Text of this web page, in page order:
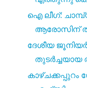
ഐ ലീഗ്:
ആരോസിന്
ദേശീയ
തുടർച്ചയായ